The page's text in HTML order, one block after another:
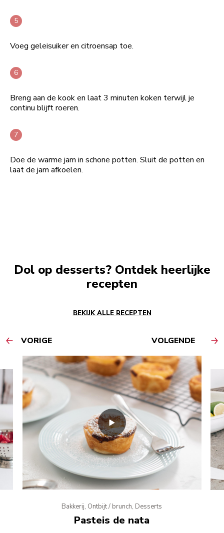
Voeg geleisuiker en citroensap toe.
Breng aan de kook en laat 3 minuten koken terwijl je
continu blijft roeren.
Doe de warme jam in schone potten. Sluit de potten en
laat de jam afkoelen.
Dol op desserts? Ontdek heerlijke
recepten
BEKIJK ALLE RECEPTEN
VORIGE VOLGENDE
Bakkerij, Ontbijt / brunch, Desserts
Pasteis de nata